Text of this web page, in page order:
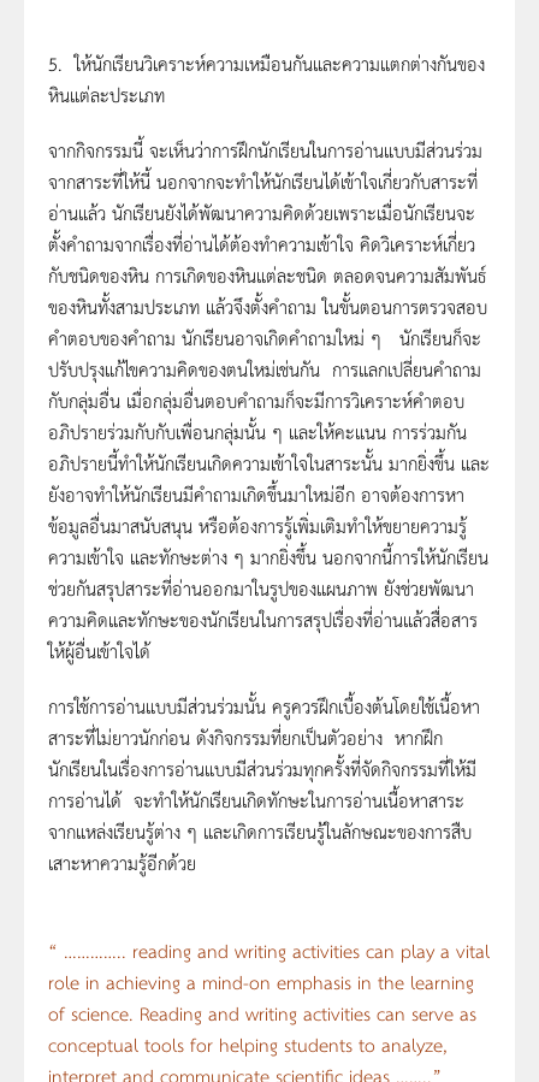
5. ให้นักเรียนวิเคราะห์ความเหมือนกันและความแตกต่างกันของ
หินแต่ละประเภท
จากกิจกรรมนี้ จะเห็นว่าการฝึกนักเรียนในการอ่านแบบมีส่วนร่วม
จากสาระที่ให้นี้ นอกจากจะทำให้นักเรียนได้เข้าใจเกี่ยวกับสาระที่
อ่านแล้ว นักเรียนยังได้พัฒนาความคิดด้วยเพราะเมื่อนักเรียนจะ
ตั้งคำถามจากเรื่องที่อ่านได้ต้องทำความเข้าใจ คิดวิเคราะห์เกี่ยว
กับชนิดของหิน การเกิดของหินแต่ละชนิด ตลอดจนความสัมพันธ์
ของหินทั้งสามประเภท แล้วจึงตั้งคำถาม ในขั้นตอนการตรวจสอบ
คำตอบของคำถาม นักเรียนอาจเกิดคำถามใหม่ ๆ นักเรียนก็จะ
ปรับปรุงแก้ไขความคิดของตนใหม่เช่นกัน การแลกเปลี่ยนคำถาม
กับกลุ่มอื่น เมื่อกลุ่มอื่นตอบคำถามก็จะมีการวิเคราะห์คำตอบ
อภิปรายร่วมกับกับเพื่อนกลุ่มนั้น ๆ และให้คะแนน การร่วมกัน
อภิปรายนี้ทำให้นักเรียนเกิดความเข้าใจในสาระนั้น มากยิ่งขึ้น และ
ยังอาจทำให้นักเรียนมีคำถามเกิดขึ้นมาใหม่อีก อาจต้องการหา
ข้อมูลอื่นมาสนับสนุน หรือต้องการรู้เพิ่มเติมทำให้ขยายความรู้
ความเข้าใจ และทักษะต่าง ๆ มากยิ่งขึ้น นอกจากนี้การให้นักเรียน
ช่วยกันสรุปสาระที่อ่านออกมาในรูปของแผนภาพ ยังช่วยพัฒนา
ความคิดและทักษะของนักเรียนในการสรุปเรื่องที่อ่านแล้วสื่อสาร
ให้ผู้อื่นเข้าใจได้
การใช้การอ่านแบบมีส่วนร่วมนั้น ครูควรฝึกเบื้องต้นโดยใช้เนื้อหา
สาระที่ไม่ยาวนักก่อน ดังกิจกรรมที่ยกเป็นตัวอย่าง หากฝึก
นักเรียนในเรื่องการอ่านแบบมีส่วนร่วมทุกครั้งที่จัดกิจกรรมที่ให้มี
การอ่านได้ จะทำให้นักเรียนเกิดทักษะในการอ่านเนื้อหาสาระ
จากแหล่งเรียนรู้ต่าง ๆ และเกิดการเรียนรู้ในลักษณะของการสืบ
เสาะหาความรู้อีกด้วย
“ ………….. reading and writing activities can play a vital
role in achieving a mind-on emphasis in the learning
of science. Reading and writing activities can serve as
conceptual tools for helping students to analyze,
interpret and communicate scientific ideas ……..”